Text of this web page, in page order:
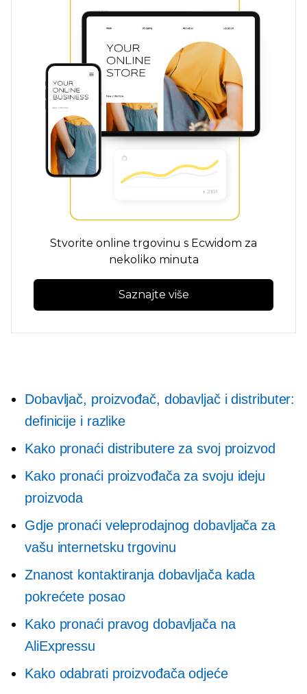
Stvorite online trgovinu s Ecwidom za
nekoliko minuta
Saznajte više
Dobavljač, proizvođač, dobavljač i distributer:
definicije i razlike
Kako pronaći distributere za svoj proizvod
Kako pronaći proizvođača za svoju ideju
proizvoda
Gdje pronaći veleprodajnog dobavljača za
vašu internetsku trgovinu
Znanost kontaktiranja dobavljača kada
pokrećete posao
Kako pronaći pravog dobavljača na
AliExpressu
Kako odabrati proizvođača odjeće